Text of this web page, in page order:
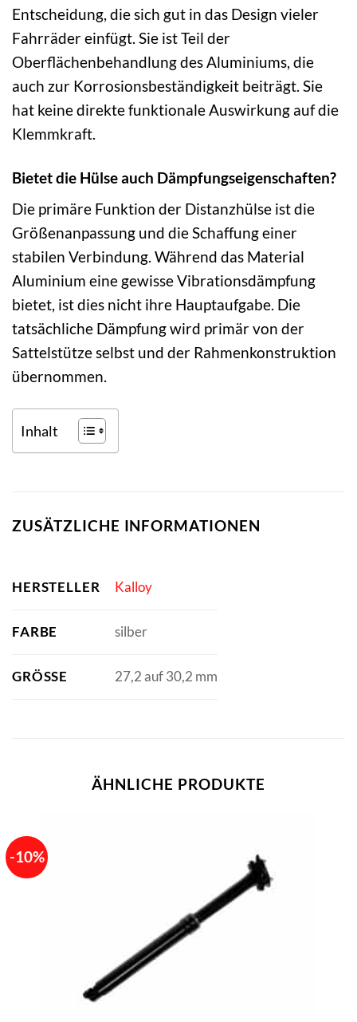
Entscheidung, die sich gut in das Design vieler
Fahrräder einfügt. Sie ist Teil der
Oberflächenbehandlung des Aluminiums, die
auch zur Korrosionsbeständigkeit beiträgt. Sie
hat keine direkte funktionale Auswirkung auf die
Klemmkraft.
Bietet die Hülse auch Dämpfungseigenschaften?
Die primäre Funktion der Distanzhülse ist die
Größenanpassung und die Schaffung einer
stabilen Verbindung. Während das Material
Aluminium eine gewisse Vibrationsdämpfung
bietet, ist dies nicht ihre Hauptaufgabe. Die
tatsächliche Dämpfung wird primär von der
Sattelstütze selbst und der Rahmenkonstruktion
übernommen.
Inhalt
ZUSÄTZLICHE INFORMATIONEN
HERSTELLER Kalloy
FARBE silber
GRÖSSE 27,2 auf 30,2 mm
ÄHNLICHE PRODUKTE
-10%